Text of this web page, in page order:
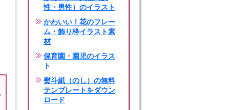
性・男性）のイラスト
かわいい！花のフレー
ム・飾り枠イラスト素
材
保育園・園児のイラス
ト
熨斗紙（のし）の無料
テンプレートをダウン
ロード